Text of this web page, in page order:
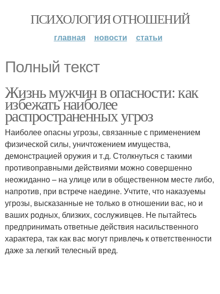
ПСИХОЛОГИЯ ОТНОШЕНИЙ
главная новости статьи
Полный текст
Жизнь мужчин в опасности: как
избежать наиболее
распространенных угроз
Наиболее опасны угрозы, связанные с применением
физической силы, уничтожением имущества,
демонстрацией оружия и т.д. Столкнуться с такими
противоправными действиями можно совершенно
неожиданно – на улице или в общественном месте либо,
напротив, при встрече наедине. Учтите, что наказуемы
угрозы, высказанные не только в отношении вас, но и
ваших родных, близких, сослуживцев. Не пытайтесь
предпринимать ответные действия насильственного
характера, так как вас могут привлечь к ответственности
даже за легкий телесный вред.